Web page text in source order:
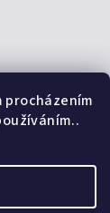
procházením